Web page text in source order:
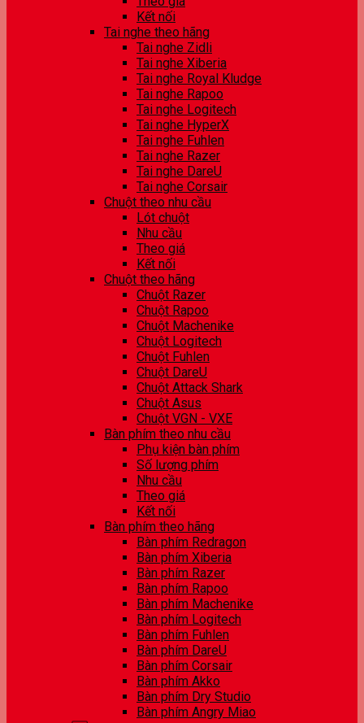
Kết nối
Tai nghe theo hãng
Tai nghe Zidli
Tai nghe Xiberia
Tai nghe Royal Kludge
Tai nghe Rapoo
Tai nghe Logitech
Tai nghe HyperX
Tai nghe Fuhlen
Tai nghe Razer
Tai nghe DareU
Tai nghe Corsair
Chuột theo nhu cầu
Lót chuột
Nhu cầu
Theo giá
Kết nối
Chuột theo hãng
Chuột Razer
Chuột Rapoo
Chuột Machenike
Chuột Logitech
Chuột Fuhlen
Chuột DareU
Chuột Attack Shark
Chuột Asus
Chuột VGN - VXE
Bàn phím theo nhu cầu
Phụ kiện bàn phím
Số lượng phím
Nhu cầu
Theo giá
Kết nối
Bàn phím theo hãng
Bàn phím Redragon
Bàn phím Xiberia
Bàn phím Razer
Bàn phím Rapoo
Bàn phím Machenike
Bàn phím Logitech
Bàn phím Fuhlen
Bàn phím DareU
Bàn phím Corsair
Bàn phím Akko
Bàn phím Dry Studio
Bàn phím Angry Miao